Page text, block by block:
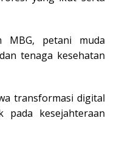
MBG, petani muda
tenaga kesehatan
transformasi digital
pada kesejahteraan